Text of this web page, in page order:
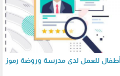
للعمل لدى مدرسة وروضة رموز